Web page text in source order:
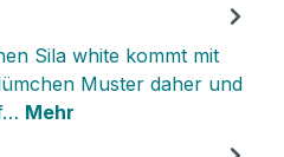
Sila white kommt mit
Muster daher und
Mehr